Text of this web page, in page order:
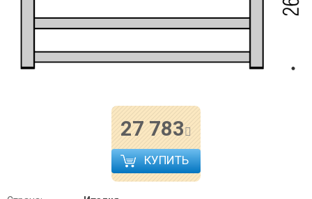
27 783
КУПИТЬ